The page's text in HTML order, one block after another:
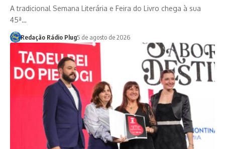
A tradicional Semana Literária e Feira do Livro chega à sua
45ª…
Redação Rádio Plug5 de agosto de 2026